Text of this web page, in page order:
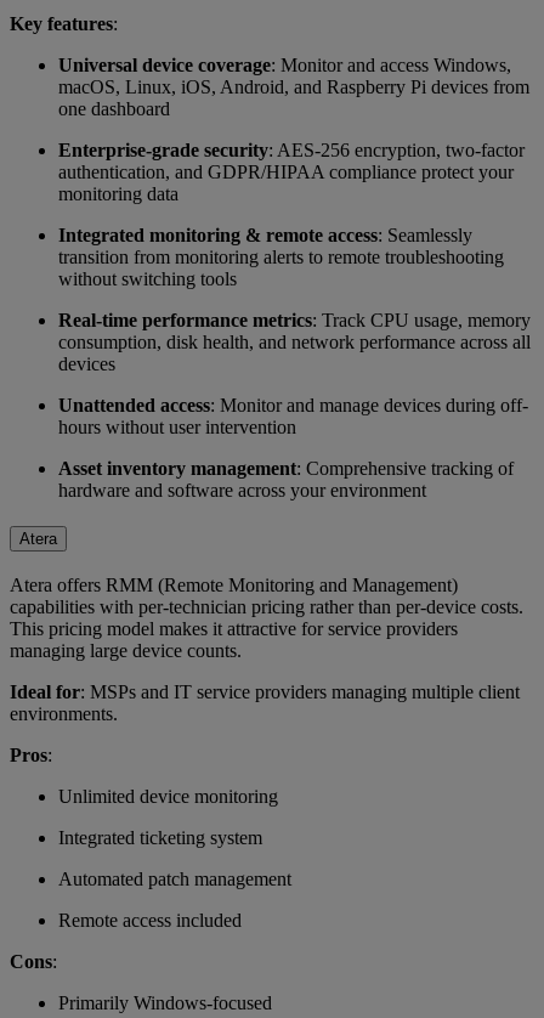
Key features:
Universal device coverage: Monitor and access Windows,
macOS, Linux, iOS, Android, and Raspberry Pi devices from
one dashboard
Enterprise-grade security: AES-256 encryption, two-factor
authentication, and GDPR/HIPAA compliance protect your
monitoring data
Integrated monitoring & remote access: Seamlessly
transition from monitoring alerts to remote troubleshooting
without switching tools
Real-time performance metrics: Track CPU usage, memory
consumption, disk health, and network performance across all
devices
Unattended access: Monitor and manage devices during off-
hours without user intervention
Asset inventory management: Comprehensive tracking of
hardware and software across your environment
Atera
Atera offers RMM (Remote Monitoring and Management)
capabilities with per-technician pricing rather than per-device costs.
This pricing model makes it attractive for service providers
managing large device counts.
Ideal for: MSPs and IT service providers managing multiple client
environments.
Pros:
Unlimited device monitoring
Integrated ticketing system
Automated patch management
Remote access included
Cons:
Primarily Windows-focused